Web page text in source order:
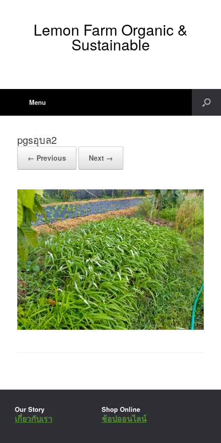
Lemon Farm Organic &
Sustainable
Menu
pgsอุบล2
← Previous Next →
Our Story
เกี่ยวกับเรา
Shop Online
ช้อปออนไลน์